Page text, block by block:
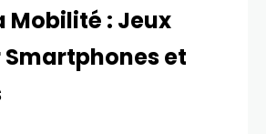
Mobilité : Jeux
et